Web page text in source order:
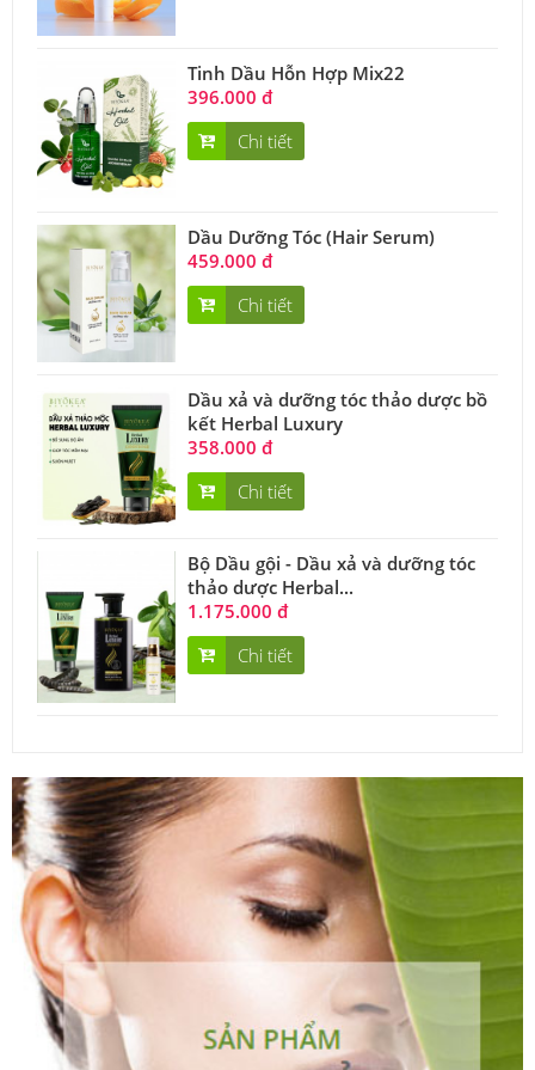
Tinh Dầu Hỗn Hợp Mix22
396.000 đ
Chi tiết
Dầu Dưỡng Tóc (Hair Serum)
459.000 đ
Chi tiết
Dầu xả và dưỡng tóc thảo dược bồ
kết Herbal Luxury
358.000 đ
Chi tiết
Bộ Dầu gội - Dầu xả và dưỡng tóc
thảo dược Herbal...
1.175.000 đ
Chi tiết